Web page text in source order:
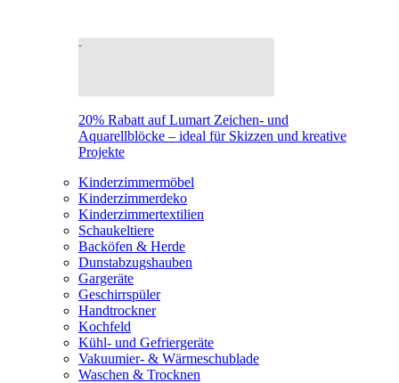
20% Rabatt auf Lumart Zeichen- und
Aquarellblöcke – ideal für Skizzen und kreative
Projekte
Kinderzimmermöbel
Kinderzimmerdeko
Kinderzimmertextilien
Schaukeltiere
Backöfen & Herde
Dunstabzugshauben
Gargeräte
Geschirrspüler
Handtrockner
Kochfeld
Kühl- und Gefriergeräte
Vakuumier- & Wärmeschublade
Waschen & Trocknen